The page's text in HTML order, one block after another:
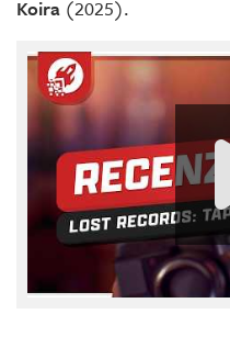
Koira (2025).